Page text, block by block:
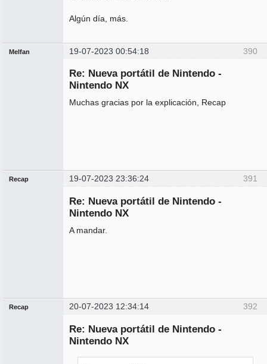
Algún día, más.
390
Melfan 19-07-2023 00:54:18
Re: Nueva portátil de Nintendo -
Nintendo NX
Muchas gracias por la explicación, Recap
391
Recap 19-07-2023 23:36:24
Re: Nueva portátil de Nintendo -
Nintendo NX
A mandar.
392
Recap 20-07-2023 12:34:14
Re: Nueva portátil de Nintendo -
Nintendo NX